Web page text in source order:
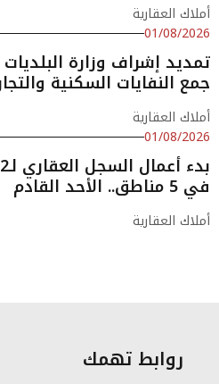
أملاك العقارية
01/08/2026
تمديد إشراف وزارة
جمع النفايات السكنية
أملاك العقارية
01/08/2026
في 5 مناطق.. الأحد القادم
أملاك العقارية
روابط تهمك